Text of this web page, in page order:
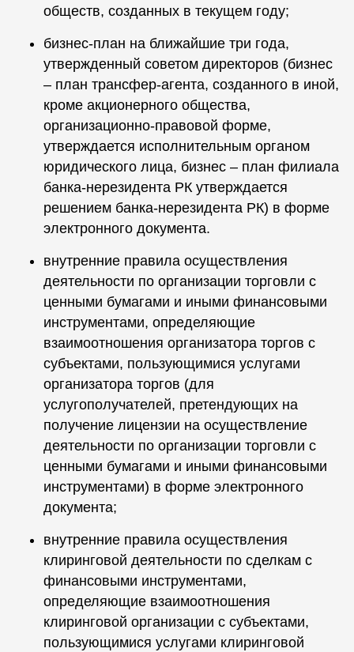
обществ, созданных в текущем году;
бизнес-план на ближайшие три года,
утвержденный советом директоров (бизнес
– план трансфер-агента, созданного в иной,
кроме акционерного общества,
организационно-правовой форме,
утверждается исполнительным органом
юридического лица, бизнес – план филиала
банка-нерезидента РК утверждается
решением банка-нерезидента РК) в форме
электронного документа.
внутренние правила осуществления
деятельности по организации торговли с
ценными бумагами и иными финансовыми
инструментами, определяющие
взаимоотношения организатора торгов с
субъектами, пользующимися услугами
организатора торгов (для
услугополучателей, претендующих на
получение лицензии на осуществление
деятельности по организации торговли с
ценными бумагами и иными финансовыми
инструментами) в форме электронного
документа;
внутренние правила осуществления
клиринговой деятельности по сделкам с
финансовыми инструментами,
определяющие взаимоотношения
клиринговой организации с субъектами,
пользующимися услугами клиринговой